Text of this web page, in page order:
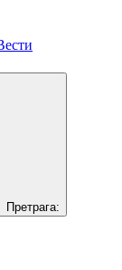
Претрага: